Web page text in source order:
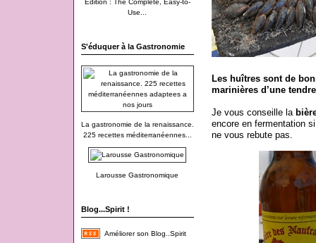
Edition : The Complete, Easy-to-
Use...
S'éduquer à la Gastronomie
La gastronomie de la renaissance.
225 recettes méditerranéennes...
Larousse Gastronomique
Blog...Spirit !
Améliorer son Blog..Spirit
Les huîtres sont de
marinières d’une
Je vous conseille la
encore en fermentation
ne vous rebute pas.